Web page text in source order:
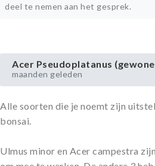
deel te nemen aan het gesprek.
Acer Pseudoplatanus
maanden geleden
Alle soorten die je noemt zijn
bonsai.
Ulmus minor en Acer campestra